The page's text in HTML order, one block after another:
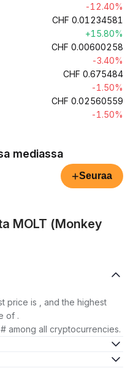
-12.40%
CHF 0.01234581
+15.80%
CHF 0.00600258
-3.40%
CHF 0.675484
-1.50%
CHF 0.02560559
-1.50%
mediassa
+Seuraa
MOLT (Monkey
price is , and the highest
of .
among all cryptocurrencies.